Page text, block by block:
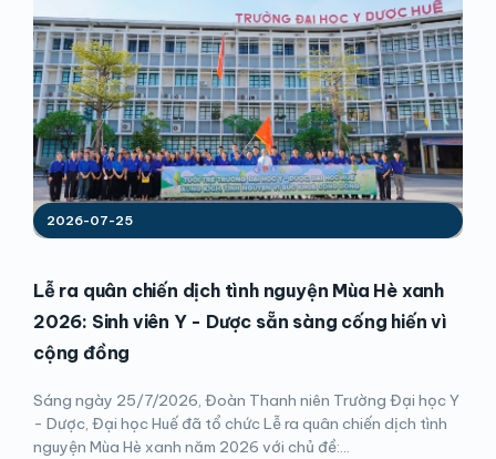
2026-07-25
Lễ ra quân chiến dịch tình nguyện Mùa Hè xanh
2026: Sinh viên Y - Dược sẵn sàng cống hiến vì
cộng đồng
Sáng ngày 25/7/2026, Đoàn Thanh niên Trường Đại học Y
- Dược, Đại học Huế đã tổ chức Lễ ra quân chiến dịch tình
nguyện Mùa Hè xanh năm 2026 với chủ đề:...